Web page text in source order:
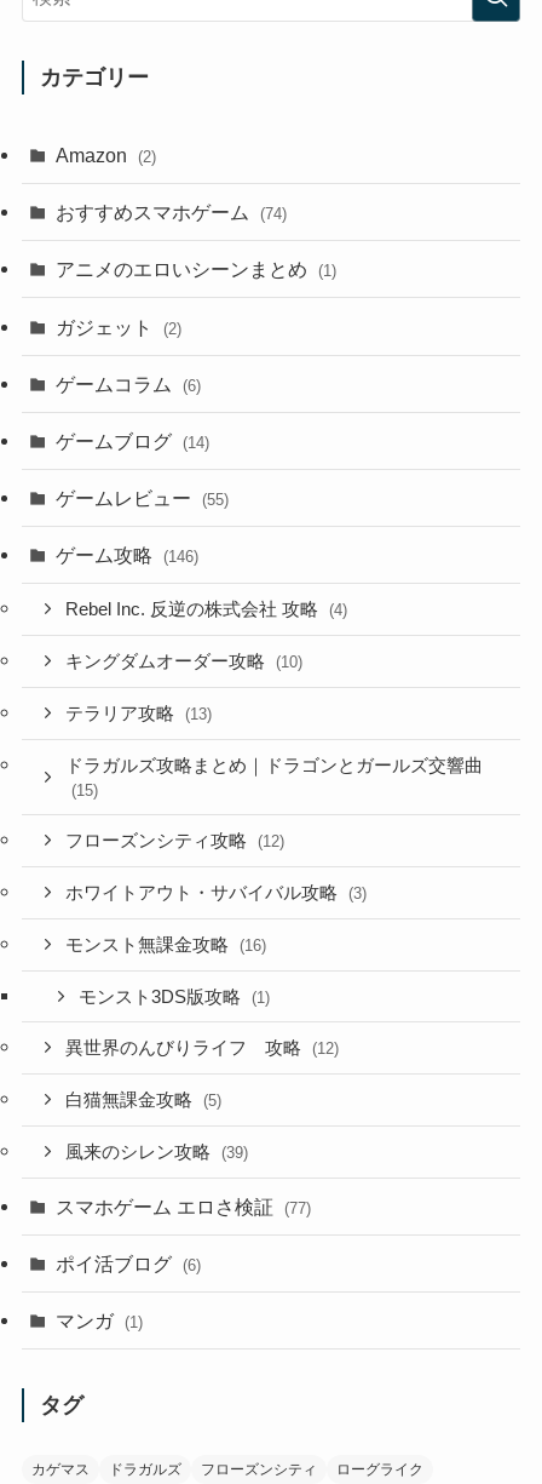
カテゴリー
Amazon (2)
おすすめスマホゲーム (74)
アニメのエロいシーンまとめ (1)
ガジェット (2)
ゲームコラム (6)
ゲームブログ (14)
ゲームレビュー (55)
ゲーム攻略 (146)
Rebel Inc. 反逆の株式会社 攻略 (4)
キングダムオーダー攻略 (10)
テラリア攻略 (13)
ドラガルズ攻略まとめ｜ドラゴンとガールズ交響曲
(15)
フローズンシティ攻略 (12)
ホワイトアウト・サバイバル攻略 (3)
モンスト無課金攻略 (16)
モンスト3DS版攻略 (1)
異世界のんびりライフ 攻略 (12)
白猫無課金攻略 (5)
風来のシレン攻略 (39)
スマホゲーム エロさ検証 (77)
ポイ活ブログ (6)
マンガ (1)
タグ
カゲマス ドラガルズ フローズンシティ ローグライク